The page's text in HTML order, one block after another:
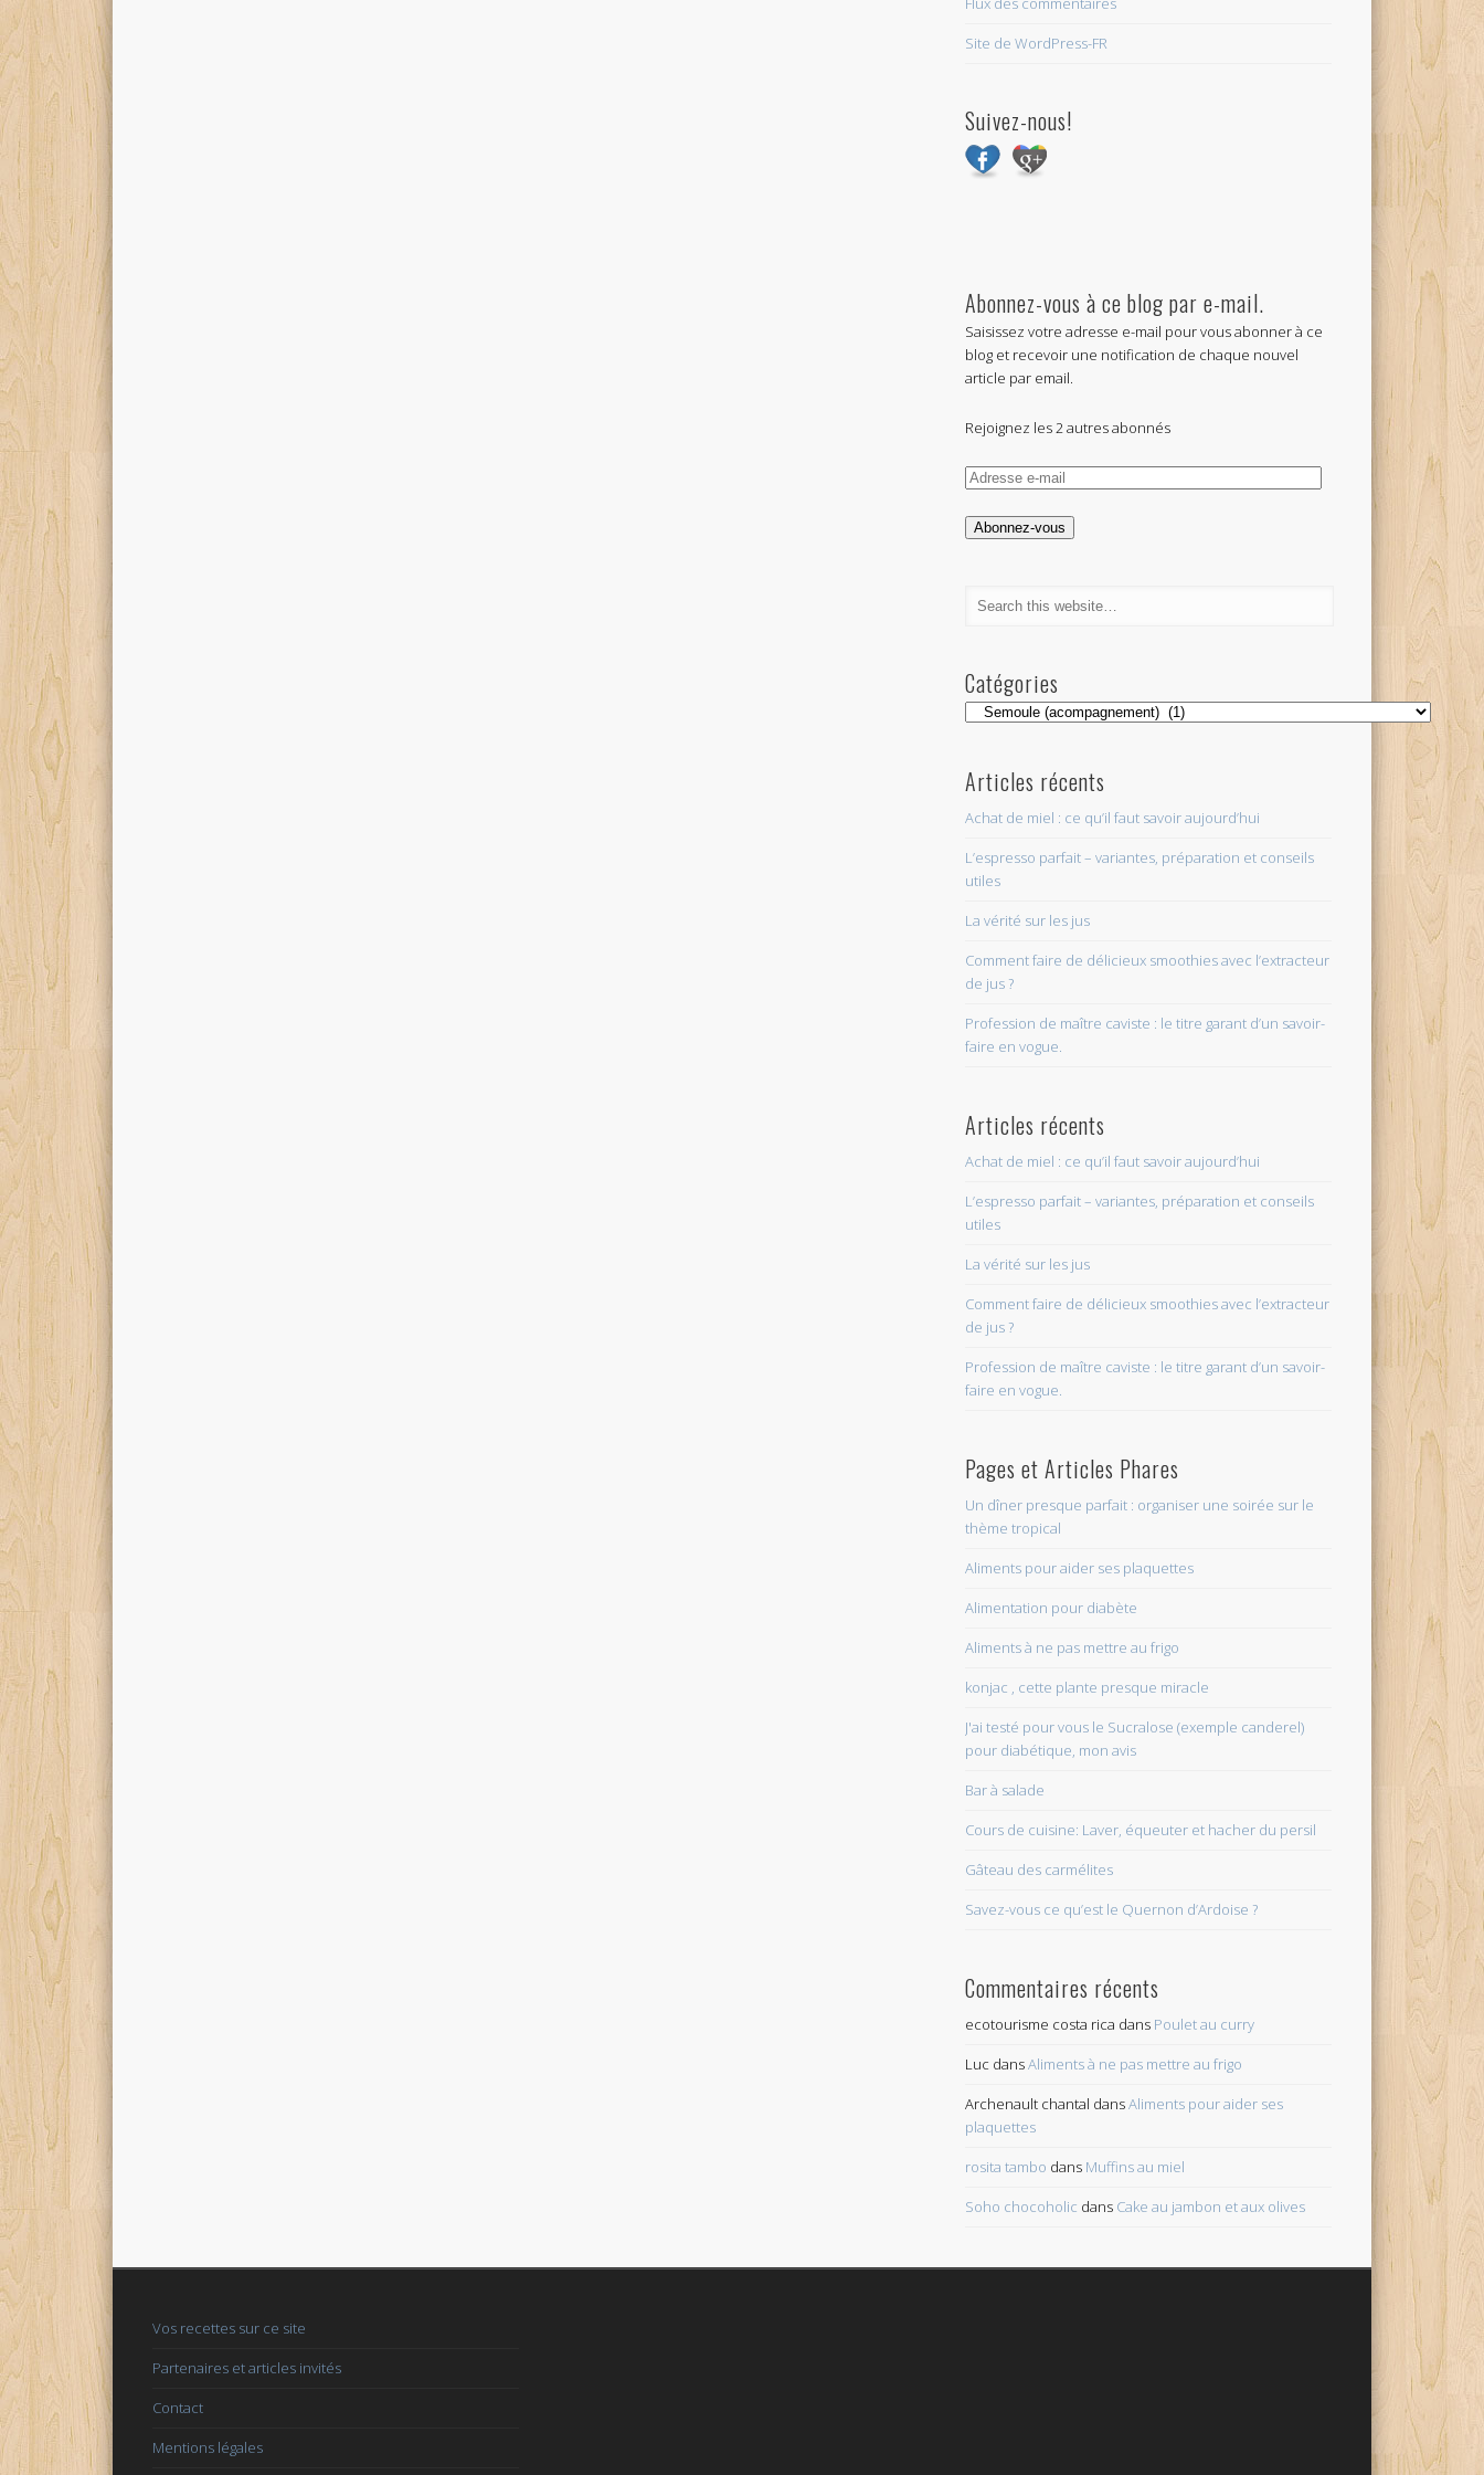
Site de WordPress-FR
Suivez-nous!
Abonnez-vous à ce blog par e-mail.
Saisissez votre adresse e-mail pour vous abonner à ce
blog et recevoir une notification de chaque nouvel
article par email.
Rejoignez les 2 autres abonnés
Adresse
mail
Abonnez-vous
Catégories
Catégories
Articles récents
Achat de miel : ce qu’il faut savoir aujourd’hui
L’espresso parfait – variantes, préparation et conseils
utiles
La vérité sur les jus
Comment faire de délicieux smoothies avec l’extracteur
de jus ?
Profession de maître caviste : le titre garant d’un savoir-
faire en vogue.
Articles récents
Achat de miel : ce qu’il faut savoir aujourd’hui
L’espresso parfait – variantes, préparation et conseils
utiles
La vérité sur les jus
Comment faire de délicieux smoothies avec l’extracteur
de jus ?
Profession de maître caviste : le titre garant d’un savoir-
faire en vogue.
Pages et Articles Phares
Un dîner presque parfait : organiser une soirée sur le
thème tropical
Aliments pour aider ses plaquettes
Alimentation pour diabète
Aliments à ne pas mettre au frigo
konjac , cette plante presque miracle
J'ai testé pour vous le Sucralose (exemple canderel)
pour diabétique, mon avis
Bar à salade
Cours de cuisine: Laver, équeuter et hacher du persil
Gâteau des carmélites
Savez-vous ce qu’est le Quernon d’Ardoise ?
Commentaires récents
ecotourisme costa rica dans Poulet au curry
Luc dansAliments à ne pas mettre au frigo
Archenault chantal dansAliments pour aider ses
plaquettes
rosita tambo dans Muffins au miel
Soho chocoholic dans Cake au jambon et aux olives
Vos recettes sur ce site
Partenaires et articles invités
Contact
Mentions légales